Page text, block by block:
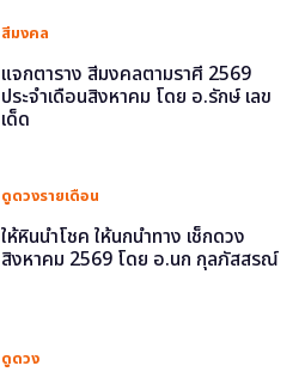
สีมงคล
แจกตาราง สีมงคลตามราศี 2569
ประจำเดือนสิงหาคม โดย อ.รักษ์ เลข
เด็ด
ดูดวงรายเดือน
ให้หินนำโชค ให้นกนำทาง เช็กดวง
สิงหาคม 2569 โดย อ.นก กุลภัสสรณ์
ดูดวง